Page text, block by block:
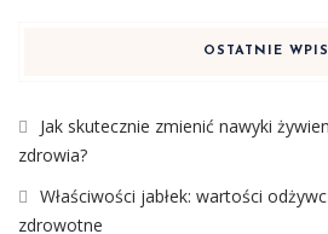
OSTATNIE
Jak skutecznie zmienić nawyki
zdrowia?
Właściwości jabłek: wartości
zdrowotne